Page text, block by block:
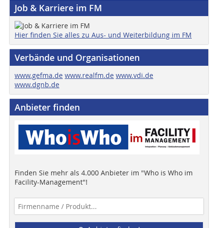
Job & Karriere im FM
Hier finden Sie alles zu Aus- und Weiterbildung im FM
Verbände und Organisationen
www.gefma.de www.realfm.de www.vdi.de
www.dgnb.de
Anbieter finden
Finden Sie mehr als 4.000 Anbieter im "Who is Who im
Facility-Management"!